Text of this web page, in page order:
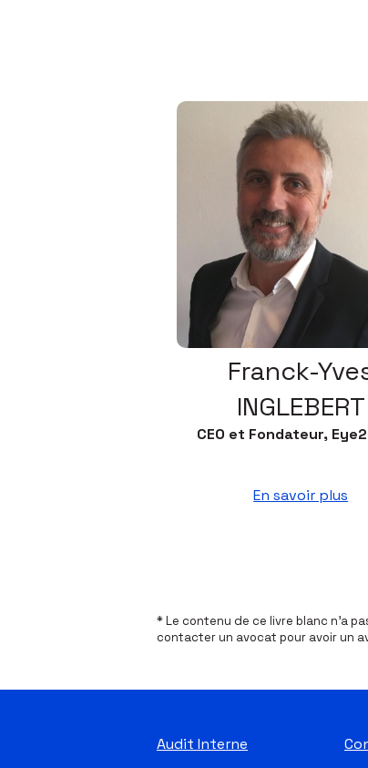
Franck-
INGLEBERT
CEO et Fondateur,
En savoir plus
* Le contenu de ce livre blanc n’a
contacter un avocat pour avoir un
Audit Interne